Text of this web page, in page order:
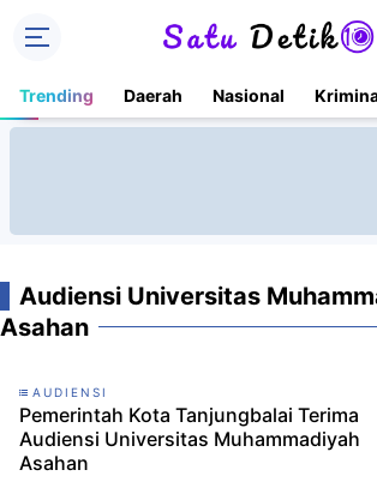
Trending Daerah Nasional
Audiensi Universitas
Asahan
AUDIENSI
Pemerintah Kota Tanjungbalai Terima
Audiensi Universitas Muhammadiyah
Asahan